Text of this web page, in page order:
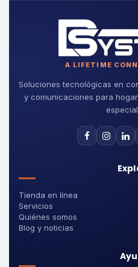
A LIFETIME
Soluciones tecnológicas en
y comunicaciones para
Tienda en línea
Servicios
Quiénes somos
Blog y noticias